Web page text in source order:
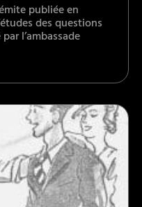
publiée en
des questions
l’ambassade